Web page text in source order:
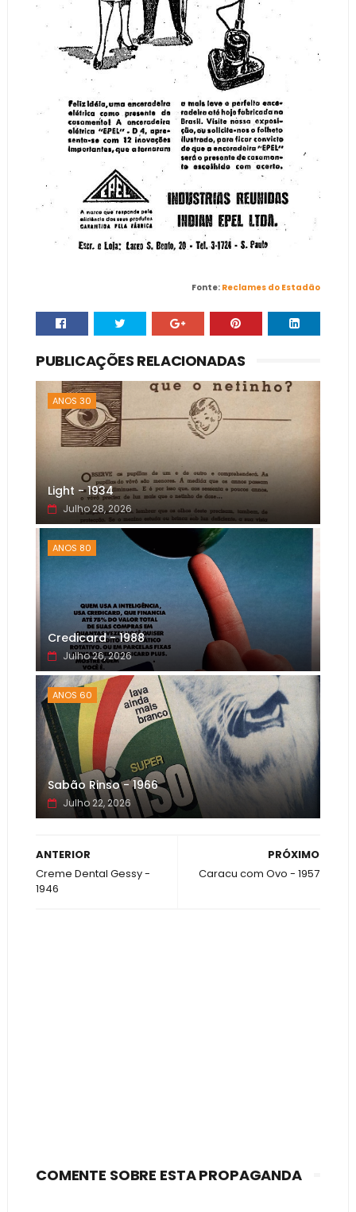
Fonte: Reclames do Estadão
PUBLICAÇÕES RELACIONADAS
ANOS 30
Light - 1934
Julho 28, 2026
ANOS 80
Credicard - 1988
Julho 26, 2026
ANOS 60
Sabão Rinso - 1966
Julho 22, 2026
PRÓXIMO
Caracu com Ovo - 1957
ANTERIOR
Creme Dental Gessy -
1946
COMENTE SOBRE ESTA PROPAGANDA